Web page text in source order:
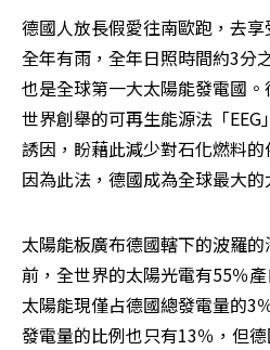
德國人放長假愛往南歐跑，去
全年有雨，全年日照時間約3分
也是全球第一大太陽能發電國
世界創舉的可再生能源法「
誘因，盼藉此減少對石化燃料
因為此法，德國成為全球最大的
太陽能板廣布德國轄下的波羅
前，全世界的太陽光電有55％
太陽能現僅占德國總發電量的3
發電量的比例也只有13％，但